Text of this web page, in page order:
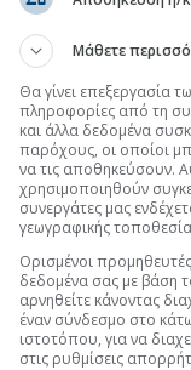
πολυτελών
στο Discover
Μάθετε
Θα γίνει επεξεργασία
πληροφορίες από τη
και άλλα δεδομένα
παρόχους, οι οποίοι
να τις αποθηκεύσουν.
χρησιμοποιηθούν
συνεργάτες μας
γεωγραφικής
Ορισμένοι
δεδομένα σας με βάση
αρνηθείτε κάνοντας
έναν σύνδεσμο στο
ιστοτόπου, για να
στις ρυθμίσεις